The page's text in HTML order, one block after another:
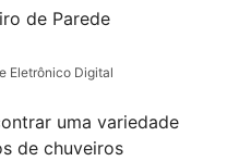
Eletrônico Digital
uma variedade
de chuveiros